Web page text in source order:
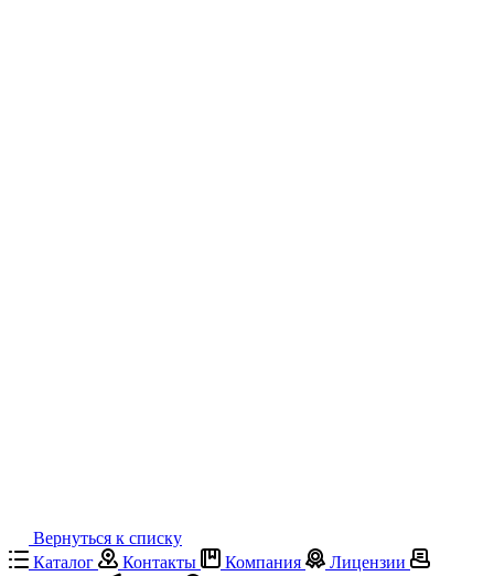
Вернуться к списку
Каталог
Контакты Компания
Лицензии